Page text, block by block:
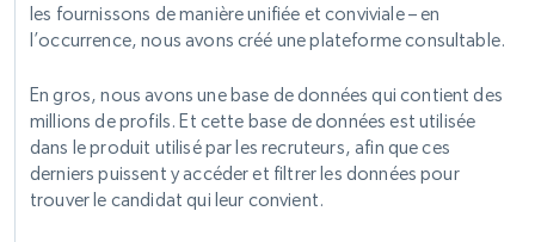
les fournissons de manière unifiée et conviviale – en
l’occurrence, nous avons créé une plateforme consultable.
En gros, nous avons une base de données qui contient des
millions de profils. Et cette base de données est utilisée
dans le produit utilisé par les recruteurs, afin que ces
derniers puissent y accéder et filtrer les données pour
trouver le candidat qui leur convient.